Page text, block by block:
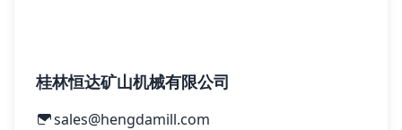
桂林恒达矿山机械有限公司
sales@hengdamill.com